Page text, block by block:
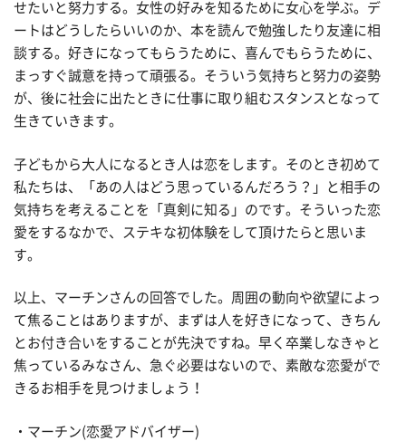
せたいと努力する。女性の好みを知るために女心を学ぶ。デ
ートはどうしたらいいのか、本を読んで勉強したり友達に相
談する。好きになってもらうために、喜んでもらうために、
まっすぐ誠意を持って頑張る。そういう気持ちと努力の姿勢
が、後に社会に出たときに仕事に取り組むスタンスとなって
生きていきます。
子どもから大人になるとき人は恋をします。そのとき初めて
私たちは、「あの人はどう思っているんだろう？」と相手の
気持ちを考えることを「真剣に知る」のです。そういった恋
愛をするなかで、ステキな初体験をして頂けたらと思いま
す。
以上、マーチンさんの回答でした。周囲の動向や欲望によっ
て焦ることはありますが、まずは人を好きになって、きちん
とお付き合いをすることが先決ですね。早く卒業しなきゃと
焦っているみなさん、急ぐ必要はないので、素敵な恋愛がで
きるお相手を見つけましょう！
・マーチン(恋愛アドバイザー)